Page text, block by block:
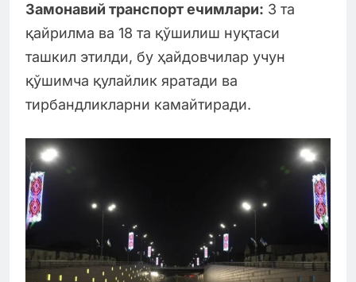
Замонавий транспорт ечимлари: 3 та
қайрилма ва 18 та қўшилиш нуқтаси
ташкил этилди, бу ҳайдовчилар учун
қўшимча қулайлик яратади ва
тирбандликларни камайтиради.